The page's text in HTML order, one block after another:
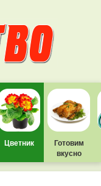
Цветник
Готовим
вкусно